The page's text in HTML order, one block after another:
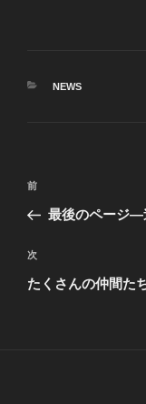
カ
NEWS
投
ナ
ビ
ゲ
前
の
稿
前
最後のページ―
次
の
次
たくさんの仲間た